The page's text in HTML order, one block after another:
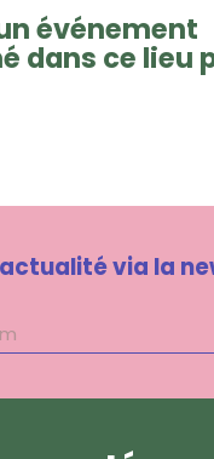
événement
dans ce lieu
via la